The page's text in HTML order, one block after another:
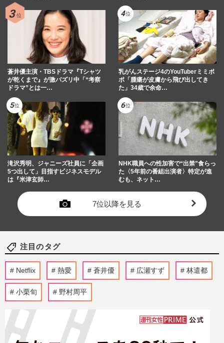
蒼井優主演・TBSドラマ『Tシャツ
が乾くまで』が激バズリ中「“考察
ドラマ”とは一…
乳がんステージ4のYouTuberミミポ
ポ「腫瘍が皮膚から飛び出してき
た」34歳で余命…
滝沢秀明、ジャニーズ社員に「企画
5つ出して」目指すビジネスモデル
は『米津玄師…
NHK職員への性加害で“出禁”食らっ
た〈5年前の番組出演者〉特定が進
むも、ネット…
7位以降を見る
注目のタグ
Netflix 熱愛 蒼井優 広瀬すず 林遣都
小栗旬 野村周平